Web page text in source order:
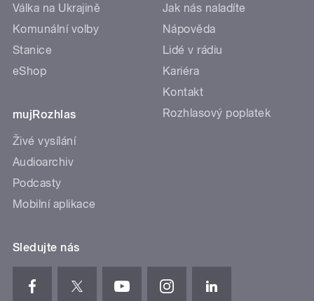
Válka na Ukrajině
Komunální volby
Stanice
eShop
mujRozhlas
Živé vysílání
Audioarchiv
Podcasty
Mobilní aplikace
Jak nás naladíte
Nápověda
Lidé v rádiu
Kariéra
Kontakt
Rozhlasový poplatek
Sledujte nás